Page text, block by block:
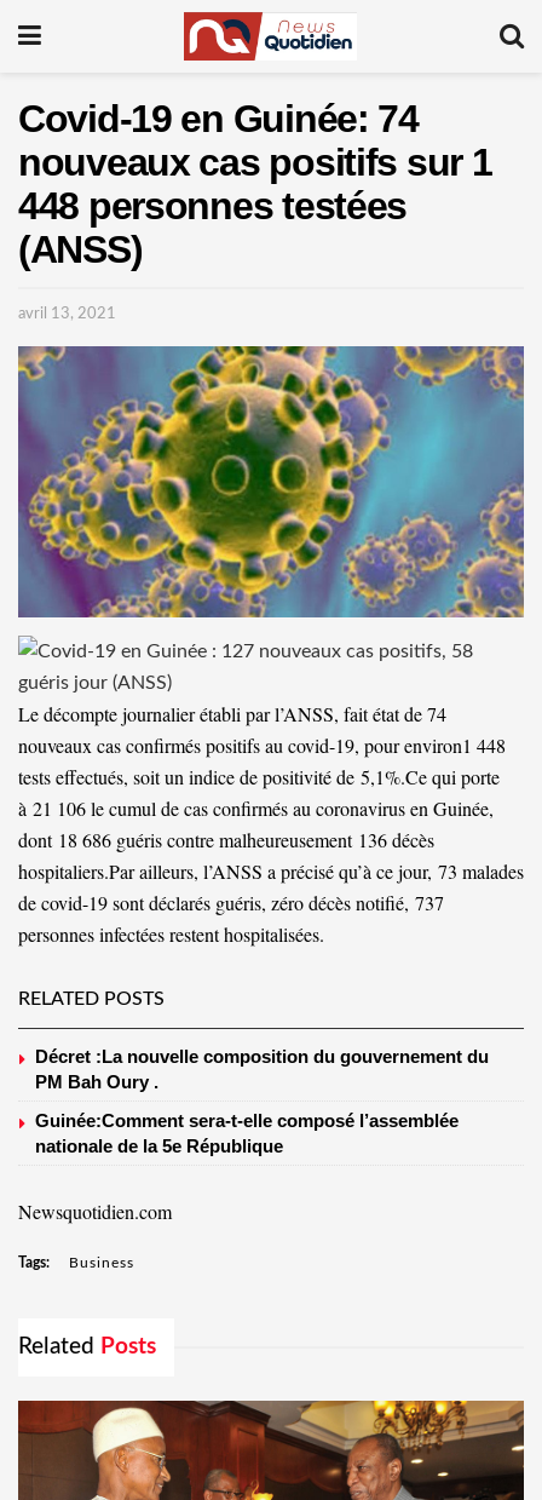
Covid-19 en Guinée: 74
nouveaux cas positifs sur 1
448 personnes testées
(ANSS)
avril 13, 2021
Le décompte journalier établi par l’ANSS, fait état de 74
nouveaux cas confirmés positifs au covid-19, pour environ1 448
tests effectués, soit un indice de positivité de 5,1%.Ce qui porte
à 21 106 le cumul de cas confirmés au coronavirus en Guinée,
dont 18 686 guéris contre malheureusement 136 décès
hospitaliers.Par ailleurs, l’ANSS a précisé qu’à ce jour, 73 malades
de covid-19 sont déclarés guéris, zéro décès notifié, 737
personnes infectées restent hospitalisées.
RELATED POSTS
Décret :La nouvelle composition du gouvernement du
PM Bah Oury .
Guinée:Comment sera-t-elle composé l’assemblée
nationale de la 5e République
Newsquotidien.com
Tags: Business
Related Posts